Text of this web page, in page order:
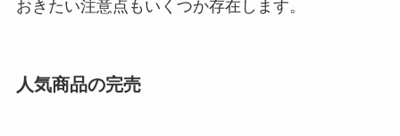
おきたい注意点もいくつか存在します。
人気商品の完売